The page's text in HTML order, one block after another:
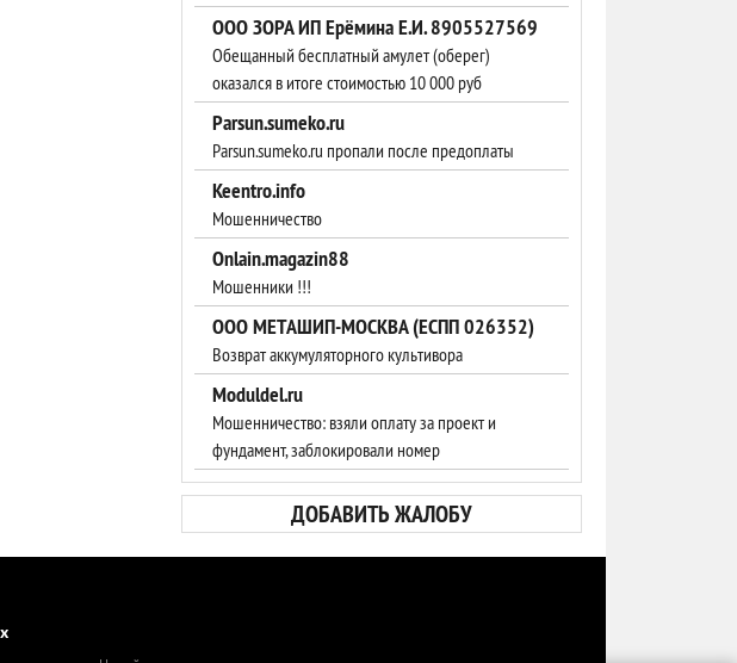
ООО ЗОРА ИП Ерёмина Е.И. 8905527569
Обещанный бесплатный амулет (оберег)
оказался в итоге стоимостью 10 000 руб
Parsun.sumeko.ru
Parsun.sumeko.ru пропали после предоплаты
Keentro.info
Мошенничество
Onlain.magazin88
Мошенники !!!
ООО МЕТАШИП-МОСКВА (ЕСПП 026352)
Возврат аккумуляторного культивора
Moduldel.ru
Мошенничество: взяли оплату за проект и
фундамент, заблокировали номер
ДОБАВИТЬ ЖАЛОБУ